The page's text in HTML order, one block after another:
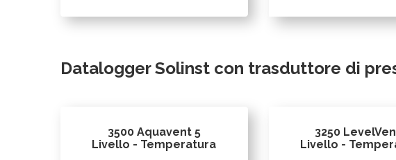
Datalogger Solinst con trasduttore di
3500 Aquavent 5
Livello - Temperatura
3250
Livello -